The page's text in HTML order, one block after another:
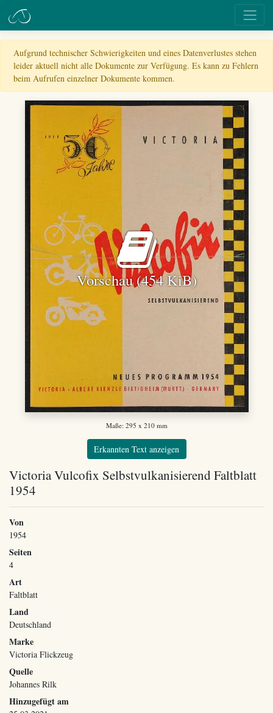
Aufgrund technischer Schwierigkeiten und eines Datenverlustes stehen
leider aktuell nicht alle Dokumente zur Verfügung. Es kann zu Fehlern
beim Aufrufen einzelner Dokumente kommen.
Vorschau (454 KiB)
Maße: 295 x 210 mm
Erkannten Text anzeigen
Victoria Vulcofix Selbstvulkanisierend Faltblatt
1954
Von
1954
Seiten
4
Art
Faltblatt
Land
Deutschland
Marke
Victoria Flickzeug
Quelle
Johannes Rilk
Hinzugefügt am